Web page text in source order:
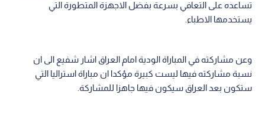
تساعده على التعافي بسرعة بفضل الاجهزة المتطورة التي
يستخدمها الاطباء.
وعن مشاركته في المباراة الودية امام العراق اشار شفيع الى ان
نسبة مشاركته فيها ليست كبيرة مؤكدا ان مباراة استراليا التي
ستكون بعد العراق سيكون فيها جاهزا للمشاركة.